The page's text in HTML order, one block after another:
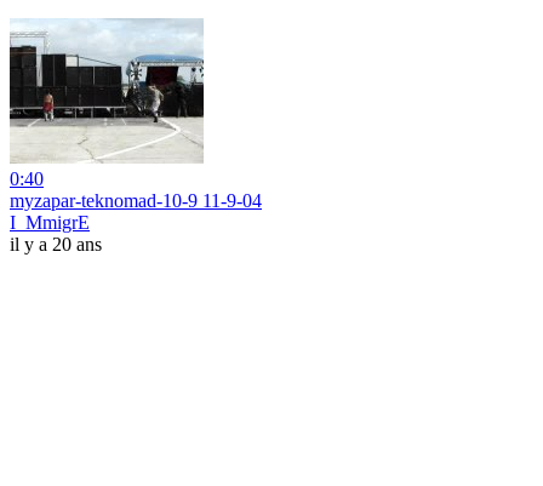
0:40
myzapar-teknomad-10-9 11-9-04
I_MmigrE
il y a 20 ans